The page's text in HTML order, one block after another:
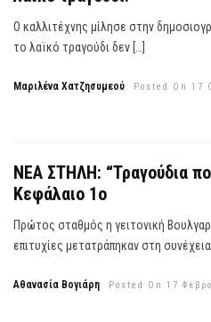
Ο καλλιτέχνης μίλησε στην
το λαϊκό τραγούδι δεν […]
Μαριλένα Χατζησυμεού Posted On 17
ΝΕΑ ΣΤΗΛΗ: “Τραγούδια
Κεφάλαιο 1ο
Πρώτος σταθμός η γειτονική
επιτυχίες μετατράπηκαν στη συνέχεια
Αθανασία Βογιάρη Posted On 17